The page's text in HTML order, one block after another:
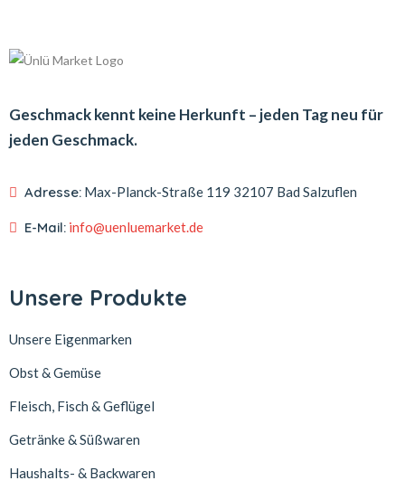
Geschmack kennt keine Herkunft – jeden Tag neu für
jeden Geschmack.
Adresse: Max-Planck-Straße 119 32107 Bad Salzuflen
E-Mail: info@uenluemarket.de
Unsere Produkte
Unsere Eigenmarken
Obst & Gemüse
Fleisch, Fisch & Geflügel
Getränke & Süßwaren
Haushalts- & Backwaren